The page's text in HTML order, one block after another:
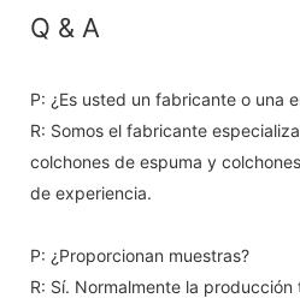
Q & A
P: ¿Es usted un fabricante o una
R: Somos el fabricante
colchones de espuma y
de experiencia.
P: ¿Proporcionan muestras?
R: Sí. Normalmente la